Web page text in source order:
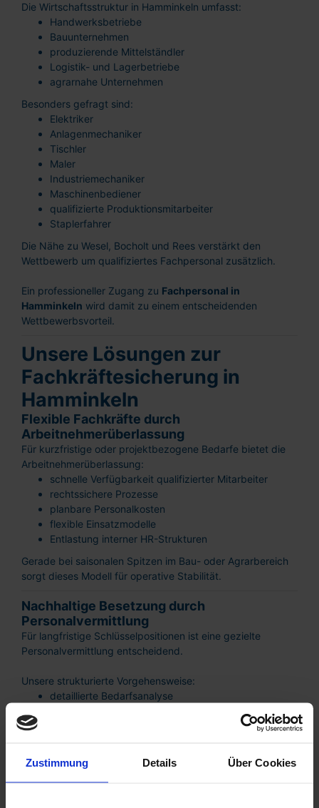
Zustimmung Details Über Cookies
Die Wirtschaftsstruktur in Hamminkeln umfasst:
Handwerksbetriebe
Bauunternehmen
produzierende Mittelständler
Logistik- und Lagerbetriebe
agrarnahe Unternehmen
Besonders gefragt sind:
Elektriker
Anlagenmechaniker
Tischler
Maler
Industriemechaniker
Maschinenbediener
qualifizierte Produktionsmitarbeiter
Staplerfahrer
Die Nähe zu Wesel, Bocholt und Rees verstärkt den
Wettbewerb um qualifiziertes Fachpersonal zusätzlich.
Ein professioneller Zugang zu Fachpersonal in
Hamminkeln wird damit zu einem entscheidenden
Wettbewerbsvorteil.
Unsere Lösungen zur
Fachkräftesicherung in
Hamminkeln
Flexible Fachkräfte durch
Arbeitnehmerüberlassung
Für kurzfristige oder projektbezogene Bedarfe bietet die
Arbeitnehmerüberlassung:
schnelle Verfügbarkeit qualifizierter Mitarbeiter
rechtssichere Prozesse
planbare Personalkosten
flexible Einsatzmodelle
Entlastung interner HR-Strukturen
Gerade bei saisonalen Spitzen im Bau- oder Agrarbereich
sorgt dieses Modell für operative Stabilität.
Nachhaltige Besetzung durch
Personalvermittlung
Für langfristige Schlüsselpositionen ist eine gezielte
Personalvermittlung entscheidend.
Unsere strukturierte Vorgehensweise:
detaillierte Bedarfsanalyse
gezielte Kandidatensuche im regionalen Markt